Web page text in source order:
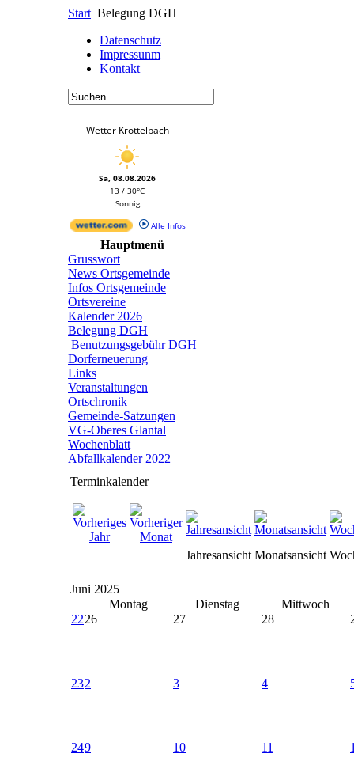
Start Belegung DGH
Datenschutz
Impressunm
Kontakt
Wetter Krottelbach
Sa, 08.08.2026
13 / 30°C
Sonnig
Alle Infos
Hauptmenü
Grusswort
News Ortsgemeinde
Infos Ortsgemeinde
Ortsvereine
Kalender 2026
Belegung DGH
Benutzungsgebühr DGH
Dorferneuerung
Links
Veranstaltungen
Ortschronik
Gemeinde-Satzungen
VG-Oberes Glantal
Wochenblatt
Abfallkalender 2022
Terminkalender
Jahresansicht Monatsansicht
Juni 2025
Montag
Dienstag
Mittwoch
2226 27 28
232 3 4
249 10 11